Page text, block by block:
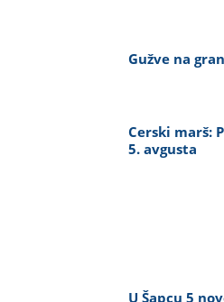
Gužve na
Cerski marš:
5. avgusta
U Šapcu 5